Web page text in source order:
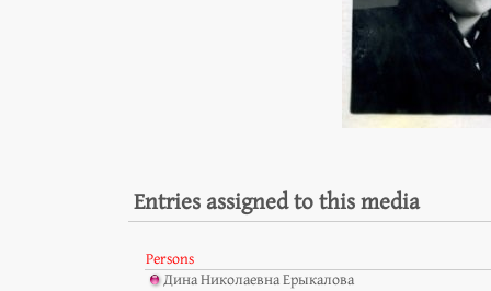
Entries assigned to this media
Persons
Дина Николаевна Ерыкалова